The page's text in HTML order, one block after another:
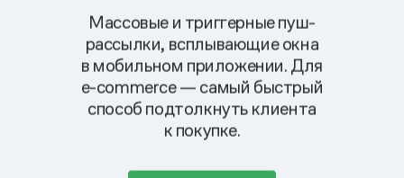
Массовые и триггерные пуш-
рассылки, всплывающие окна
в мобильном приложении. Для
e-commerce — самый быстрый
способ подтолкнуть клиента
к покупке.